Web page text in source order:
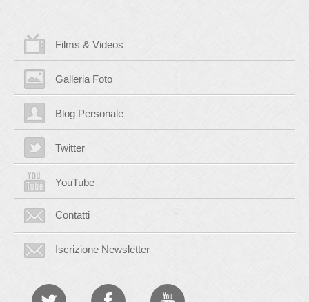
Films & Videos
Galleria Foto
Blog Personale
Twitter
YouTube
Contatti
Iscrizione Newsletter